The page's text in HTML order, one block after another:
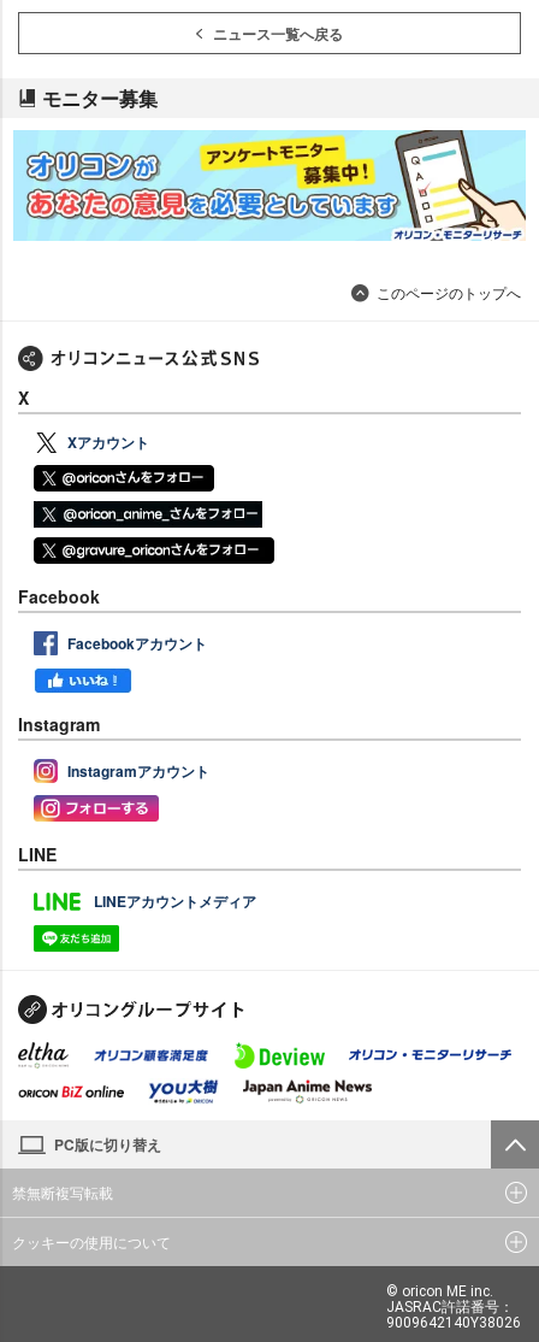
ニュース一覧へ戻る
モニター募集
このページのトップへ
X
Xアカウント
Facebook
Facebookアカウント
Instagram
Instagramアカウント
LINE
LINEアカウントメディア
PC版に切り替え
禁無断複写転載
クッキーの使用について
© oricon ME inc.
JASRAC許諾番号：
9009642140Y38026